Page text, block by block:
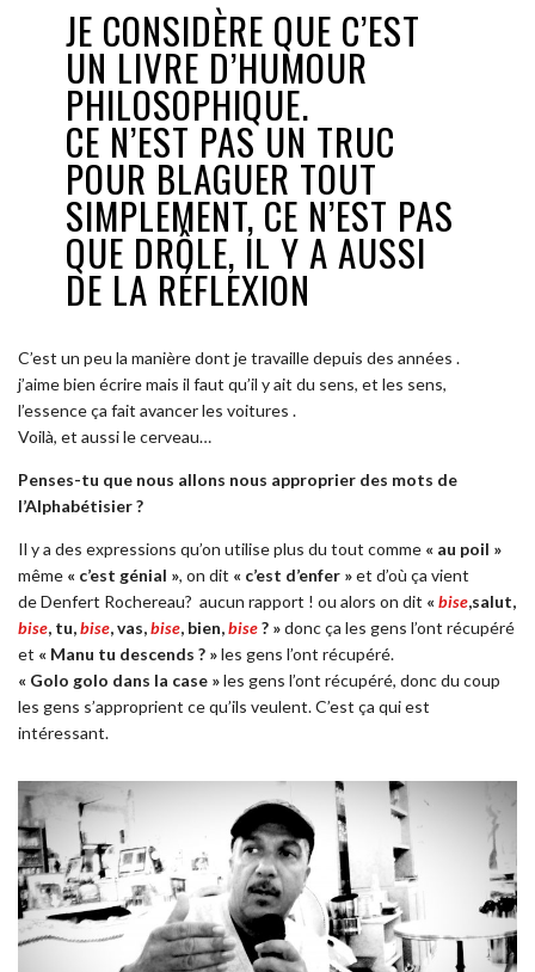
JE CONSIDÈRE QUE C’EST
UN LIVRE D’HUMOUR
PHILOSOPHIQUE.
CE N’EST PAS UN TRUC
POUR BLAGUER TOUT
SIMPLEMENT, CE N’EST PAS
QUE DRÔLE, IL Y A AUSSI
DE LA RÉFLEXION
C’est un peu la manière dont je travaille depuis des années .
j’aime bien écrire mais il faut qu’il y ait du sens, et les sens,
l’essence ça fait avancer les voitures .
Voilà, et aussi le cerveau…
Penses-tu que nous allons nous approprier des mots de
l’Alphabétisier ?
Il y a des expressions qu’on utilise plus du tout comme « au poil »
même « c’est génial », on dit « c’est d’enfer »et d’où ça vient
de Denfert Rochereau? aucun rapport ! ou alors on dit « bise,salut,
bise, tu,bise, vas,bise, bien,bise? »donc ça les gens l’ont récupéré
et « Manu tu descends ? »les gens l’ont récupéré.
« Golo golo dans la case »les gens l’ont récupéré, donc du coup
les gens s’approprient ce qu’ils veulent. C’est ça qui est
intéressant.